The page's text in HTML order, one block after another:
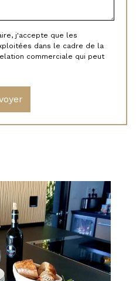
j'accepte que les
dans le cadre de la
commerciale qui peut